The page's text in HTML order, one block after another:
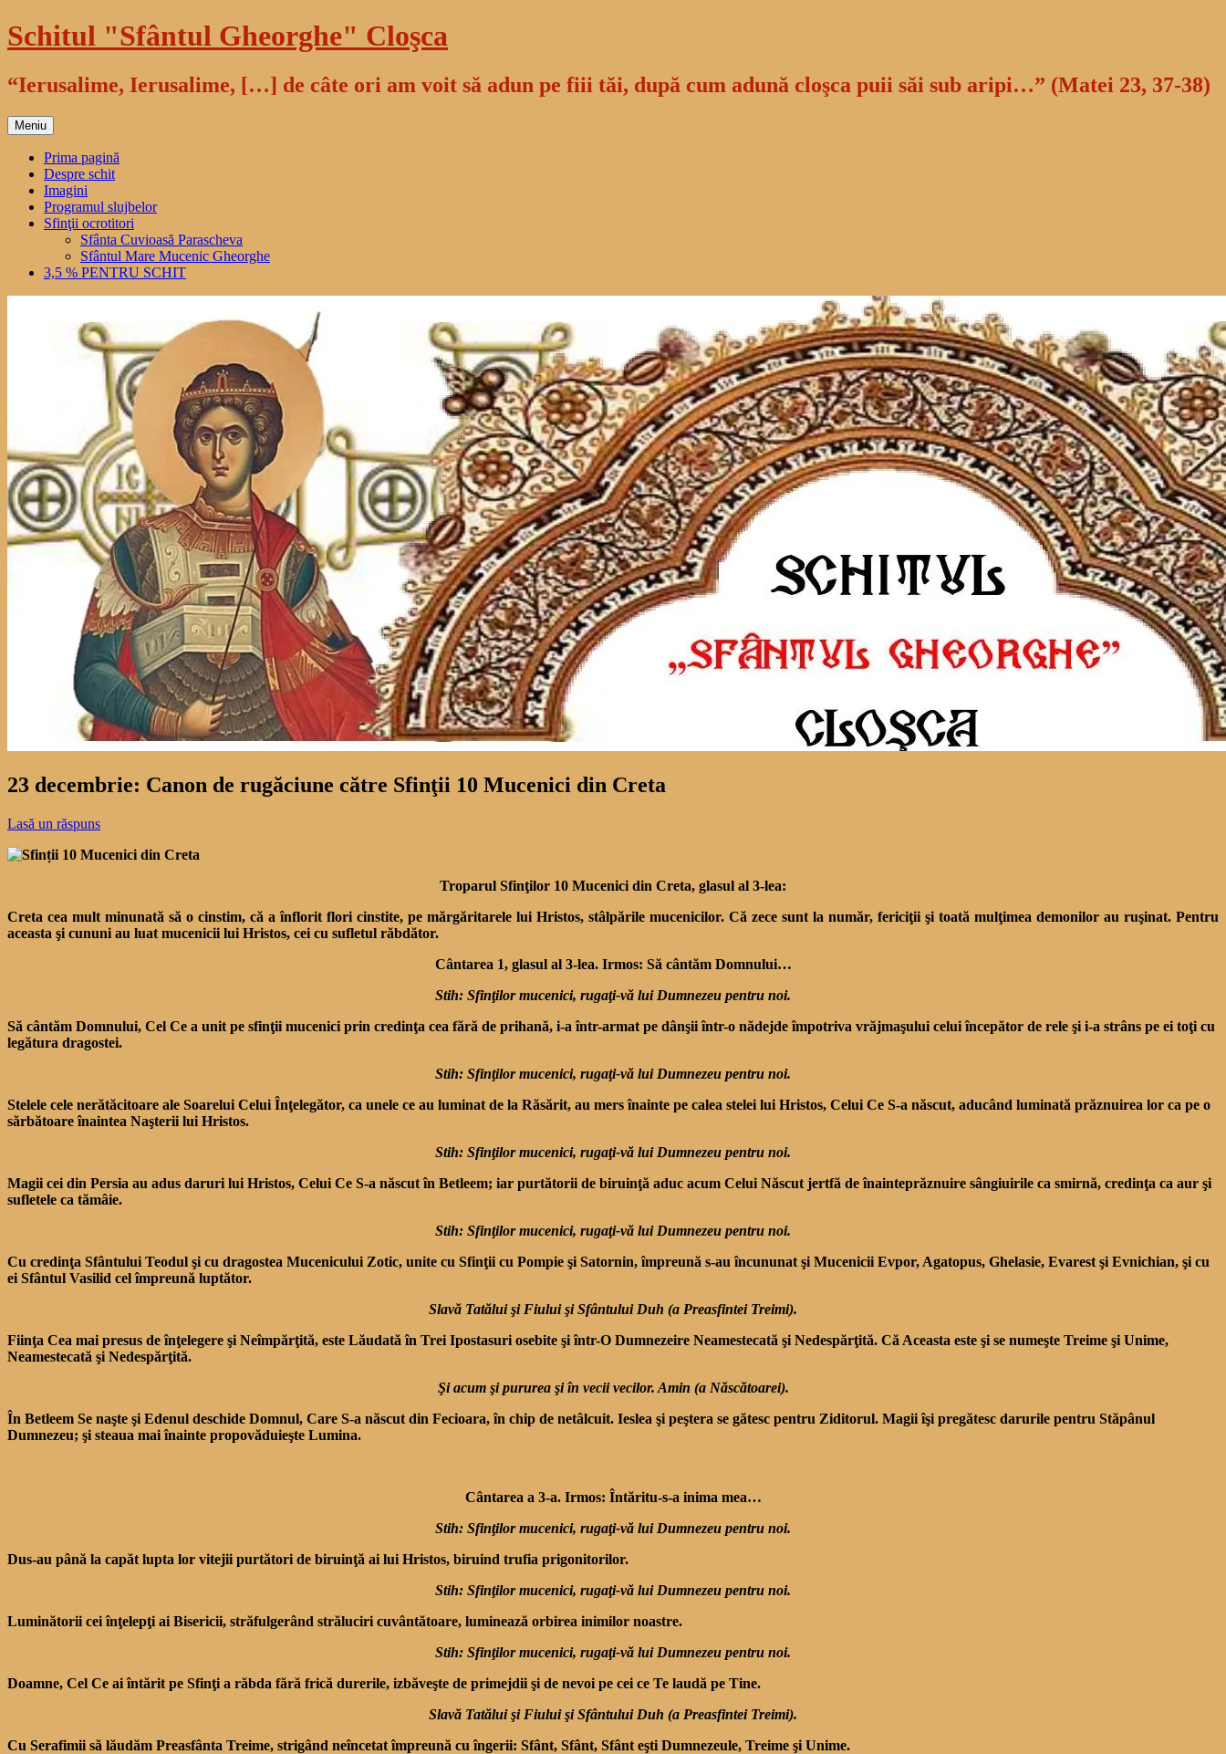
Sari
la
Schitul "Sfântul Gheorghe" Cloşca
“Ierusalime, Ierusalime, […] de câte ori am voit să adun pe fiii tăi, după cum adună cloşca puii săi sub aripi…” (Matei 23, 37-38)
Meniu
Prima pagină
Despre schit
Imagini
Programul slujbelor
Sfinţii ocrotitori
Sfânta Cuvioasă Parascheva
Sfântul Mare Mucenic Gheorghe
3,5 % PENTRU SCHIT
23 decembrie: Canon de rugăciune către Sfinţii 10 Mucenici din Creta
Lasă un răspuns
Troparul Sfinţilor 10 Mucenici din Creta, glasul al 3-lea:
Creta cea mult minunată să o cinstim, că a înflorit flori cin­stite, pe mărgăritarele lui Hristos, stâlpările mucenicilor. Că zece sunt la număr, ferici­ţii şi toată mulţimea demonilor au ruşinat. Pentru
aceasta şi cununi au luat mucenicii lui Hristos, cei cu sufletul răbdător.
Cântarea 1, glasul al 3-lea. Irmos: Să cântăm Domnului…
Stih: Sfinţilor mucenici, rugaţi-vă lui Dumnezeu pentru noi.
Să cântăm Domnului, Cel Ce a unit pe sfinţii mu­cenici prin credinţa cea fără de prihană, i-a într-armat pe dân­şii într-o nădejde împotriva vrăjmaşului celui începător de rele şi i-a strâns pe ei toţi cu
legătura dragostei.
Stih: Sfinţilor mucenici, rugaţi-vă lui Dumnezeu pentru noi.
Stelele cele nerătăcitoare ale Soarelui Celui Înţelegător, ca unele ce au luminat de la Ră­sărit, au mers înainte pe calea stelei lui Hristos, Celui Ce S-a născut, aducând luminată prăznuirea lor ca pe o
sărbătoare înaintea Naşterii lui Hristos.
Stih: Sfinţilor mucenici, rugaţi-vă lui Dumnezeu pentru noi.
Magii cei din Persia au adus daruri lui Hristos, Celui Ce S-a născut în Betleem; iar purtă­torii de biruinţă aduc acum Celui Născut jertfă de înainteprăznuire sângiuirile ca smirnă, credinţa ca aur şi
sufletele ca tămâie.
Stih: Sfinţilor mucenici, rugaţi-vă lui Dumnezeu pentru noi.
Cu credinţa Sfântului Teodul şi cu dragostea Mucenicului Zotic, unite cu Sfinţii cu Pompie şi Satornin, împreună s-au încununat şi Mucenicii Evpor, Agatopus, Ghelasie, Evarest şi Evnichian, şi cu
ei Sfântul Vasilid cel împreună luptător.
Slavă Tatălui şi Fiului şi Sfântului Duh (a Preasfintei Treimi).
Fiinţa Cea mai presus de în­ţelegere şi Neîmpărţită, este Lăudată în Trei Ipostasuri ose­bite şi într-O Dumnezeire Nea­mestecată şi Nedespărţită. Că Aceasta este şi se numeşte Treime şi Unime,
Neamestecată şi Nedespărţită.
Şi acum şi pururea şi în vecii vecilor. Amin (a Născătoarei).
În Betleem Se naşte şi Edenul deschide Domnul, Care S-a născut din Fecioara, în chip de netâlcuit. Ieslea şi peştera se gătesc pentru Ziditorul. Magii îşi pregătesc darurile pentru Stăpânul
Dumnezeu; şi steaua mai înainte propovăduieşte Lumina.
Cântarea a 3-a. Irmos: Întăritu-s-a inima mea…
Stih: Sfinţilor mucenici, rugaţi-vă lui Dumnezeu pentru noi.
Dus-au până la capăt lup­ta lor vitejii purtători de biruinţă ai lui Hristos, biruind trufia prigonitorilor.
Stih: Sfinţilor mucenici, rugaţi-vă lui Dumnezeu pentru noi.
Luminătorii cei înţelepţi ai Bisericii, străfulgerând strălu­ciri cuvântătoare, luminează orbirea inimilor noastre.
Stih: Sfinţilor mucenici, rugaţi-vă lui Dumnezeu pentru noi.
Doamne, Cel Ce ai întărit pe Sfinţi a răbda fără frică dure­rile, izbăveşte de primejdii şi de nevoi pe cei ce Te laudă pe Tine.
Slavă Tatălui şi Fiului şi Sfântului Duh (a Preasfintei Treimi).
Cu Serafimii să lăudăm Preasfânta Trei­me, strigând neîncetat îm­preună cu îngerii: Sfânt, Sfânt, Sfânt eşti Dumnezeule, Treime şi Unime.